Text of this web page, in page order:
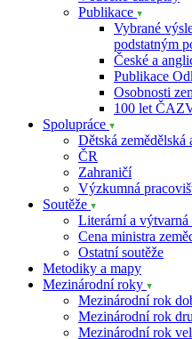
Publikace
Vybrané
podstatným
České a
Publikace
Osobnosti
100 let
Spolupráce
Dětská
ČR
Zahraničí
Výzkumná
Soutěže
Literární a výtvarná
Cena ministra
Ostatní soutěže
Metodiky a mapy
Mezinárodní roky
Mezinárodní rok
Mezinárodní rok
Mezinárodní rok